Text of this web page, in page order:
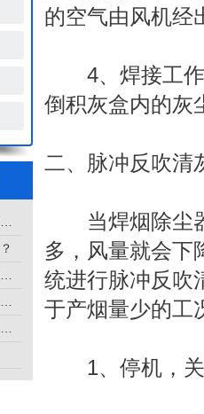
的空气由风机经
4、焊接工作
倒积灰盒内的灰
二、脉冲反吹清
当焊烟除尘器
多，风量就会下
统进行脉冲反吹
于产烟量少的工
1、停机，关